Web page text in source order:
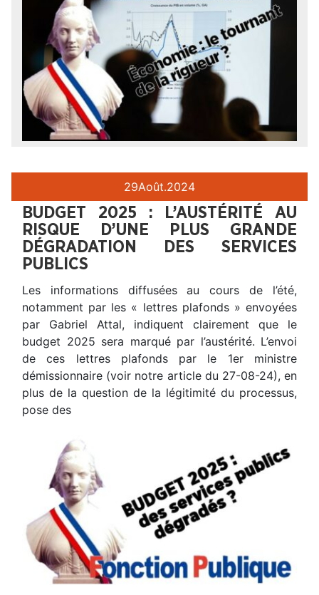
29Août.2024
BUDGET 2025 : L’AUSTÉRITÉ AU
RISQUE D’UNE PLUS GRANDE
DÉGRADATION DES SERVICES
PUBLICS
Les informations diffusées au cours de l’été,
notamment par les « lettres plafonds » envoyées
par Gabriel Attal, indiquent clairement que le
budget 2025 sera marqué par l’austérité. L’envoi
de ces lettres plafonds par le 1er ministre
démissionnaire (voir notre article du 27-08-24), en
plus de la question de la légitimité du processus,
pose des